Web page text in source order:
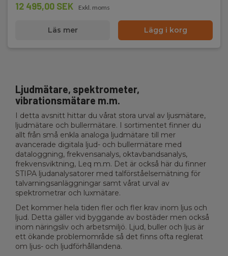
12 495,00 SEK Exkl. moms
Läs mer Lägg i korg
Ljudmätare, spektrometer,
vibrationsmätare m.m.
I detta avsnitt hittar du vårat stora urval av ljusmätare,
ljudmätare och bullermätare. I sortimentet finner du
allt från små enkla analoga ljudmätare till mer
avancerade digitala ljud- och bullermätare med
dataloggning, frekvensanalys, oktavbandsanalys,
frekvensviktning, Leq m.m. Det är också här du finner
STIPA ljudanalysatorer med talförståelsemätning för
talvarningsanläggningar samt vårat urval av
spektrometrar och luxmätare.
Det kommer hela tiden fler och fler krav inom ljus och
ljud. Detta gäller vid byggande av bostäder men också
inom näringsliv och arbetsmiljö. Ljud, buller och ljus är
ett ökande problemområde så det finns ofta reglerat
om ljus- och ljudförhållandena.